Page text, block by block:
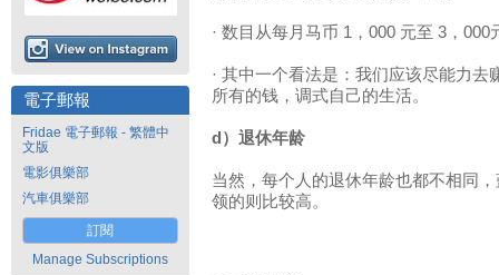
電子郵報
Fridae 電子郵報 - 繁體中
文版
電影俱樂部
汽車俱樂部
訂閱
Manage Subscriptions
· 数目从每月马币 1，000 元至 3，000
· 其中一个看法是：我们应该尽能力
所有的钱，调式自己的生活。
d）退休年龄
当然，每个人的退休年龄也都不相同
领的则比较高。